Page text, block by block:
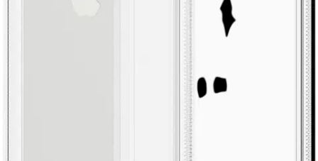
Etu ei koske Suuri‑lisäpalvelulla toimitettavia tuotteita.
Tarkista myymäläsaatavuus